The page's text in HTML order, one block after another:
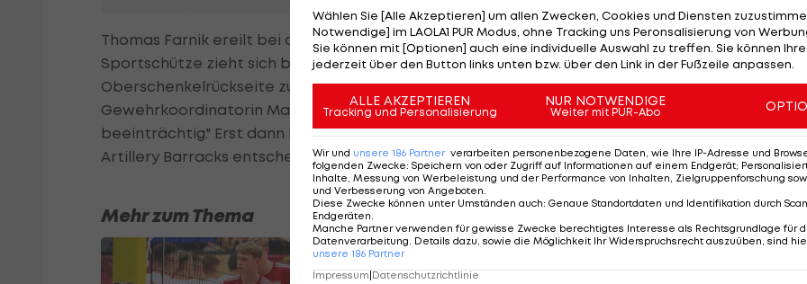
Thomas Farnik ereilt bei den Olympischen Spielen das Verletzungspech. Der Wiener
Sportschütze zieht sich beim Laufen im Olympischen Dorf einen Muskelfaserriss an der
Oberschenkelrückseite zu. "Wir hoffen, dass er bis Montag ganz fit wird", erklärt Österreichs
Gewehrkoordinatorin Margit Melmer. Mann müsse "schauen, wie sehr es ihn beim Schießen
beeinträchtig." Erst dann könne man über ein Antreten im Luftgewehr-Bewerb in den Royal
Artillery Barracks entscheiden.
Mehr zum Thema
Wählen Sie [Alle Akzeptieren] um allen Zwecken, Cookies und Diensten
Notwendige] im LAOLA1 PUR Modus, ohne Tracking uns Peronsalisierung von
Sie können mit [Optionen] auch eine individuelle Auswahl zu treffen. Sie können
jederzeit über den Button links unten bzw. über den Link in der Fußzeile anpassen.
ALLE AKZEPTIEREN
Tracking und Personalisierung
NUR NOTWENDIGE
Weiter mit PUR-Abo
Wir und unsere 186 Partner verarbeiten personenbezogene Daten, wie Ihre IP-Adresse und
folgenden Zwecke: Speichern von oder Zugriff auf Informationen auf einem Endgerät;
Inhalte, Messung von Werbeleistung und der Performance von Inhalten, Zielgruppenforschung
und Verbesserung von Angeboten
Diese Zwecke können unter Umständen auch: Genaue Standortdaten und Identifikation durch
Endgeräten
Manche Partner verwenden für gewisse Zwecke berechtigtes Interesse als Rechtsgrundlage für
Datenverarbeitung. Details dazu, sowie die Möglichkeit Ihr Widerspruchsrecht auszuüben, sind
unsere 186 Partner
Impressum|Datenschutzrichtlinie